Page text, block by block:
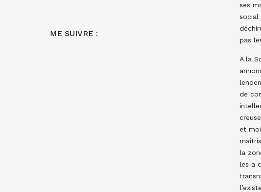
ses
social
pas
A la
de
et
la
les a
ME SUIVRE :